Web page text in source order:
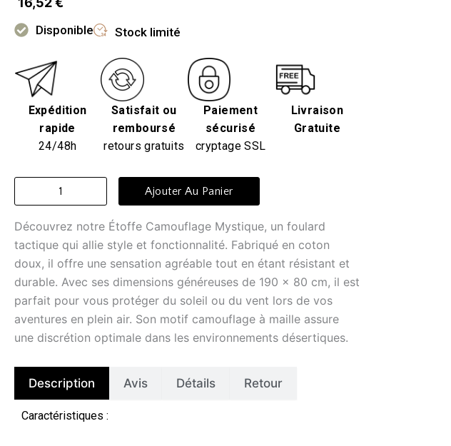
Disponible Stock limité
Expédition
rapide
24/48h
Satisfait ou
remboursé
retours gratuits
Paiement
sécurisé
cryptage SSL
Livraison
Gratuite
quantité
homme
-
camouflage
mystique
Ajouter Au Panier
Découvrez notre Étoffe Camouflage Mystique, un foulard
tactique qui allie style et fonctionnalité. Fabriqué en coton
doux, il offre une sensation agréable tout en étant résistant et
durable. Avec ses dimensions généreuses de 190 x 80 cm, il est
parfait pour vous protéger du soleil ou du vent lors de vos
aventures en plein air. Son motif camouflage à maille assure
une discrétion optimale dans les environnements désertiques.
Description Avis Détails Retour
Caractéristiques :